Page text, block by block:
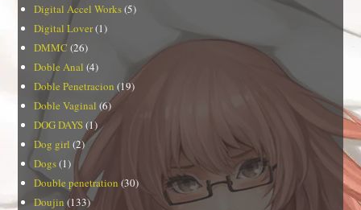
Digital Accel Works(5)
Digital Lover(1)
DMMC (26)
Doble Anal (4)
Doble Penetracion (19)
Doble Vaginal (6)
DOG DAYS(1)
Dog girl (2)
Dogs(1)
Double penetration (30)
Doujin (133)